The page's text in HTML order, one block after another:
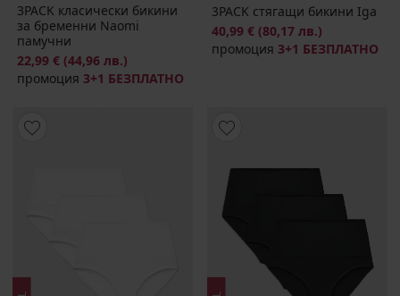
3PACK класически бикини
за бременни Naomi
памучни
22,99 € (44,96 лв.)
промоция 3+1 БЕЗПЛАТНО
3PACK стягащи бикини Iga
40,99 € (80,17 лв.)
промоция 3+1 БЕЗПЛАТНО